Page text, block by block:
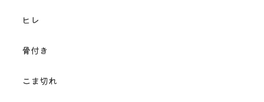
ヒレ
骨付き
こま切れ